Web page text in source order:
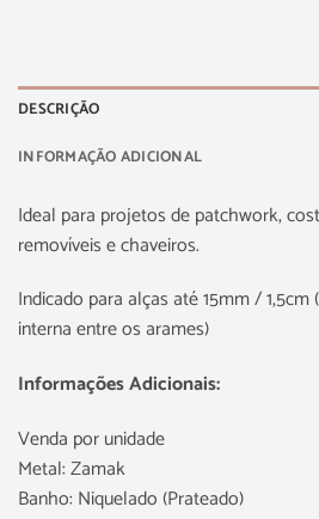
DESCRIÇÃO
INFORMAÇÃO ADICIONAL
Ideal para projetos de patchwork,
removíveis e chaveiros.
Indicado para alças até 15mm /
interna entre os arames)
Informações Adicionais:
Venda por unidade
Metal: Zamak
Banho: Niquelado (Prateado)